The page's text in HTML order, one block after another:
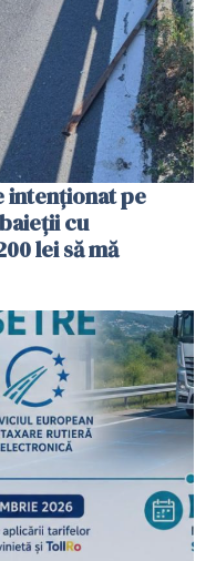
intenționat pe
cu
lei să mă